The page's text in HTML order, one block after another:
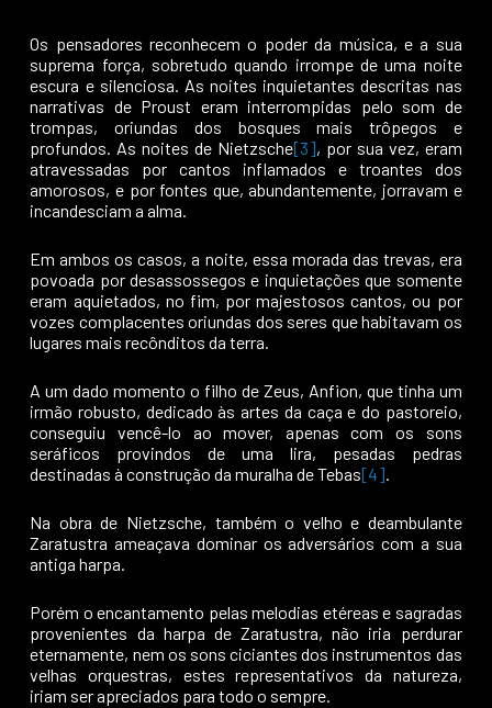
Os pensadores reconhecem o poder da música, e a sua
suprema força, sobretudo quando irrompe de uma noite
escura e silenciosa. As noites inquietantes descritas nas
narrativas de Proust eram interrompidas pelo som de
trompas, oriundas dos bosques mais trôpegos e
profundos. As noites de Nietzsche[3], por sua vez, eram
atravessadas por cantos inflamados e troantes dos
amorosos, e por fontes que, abundantemente, jorravam e
incandesciam a alma.
Em ambos os casos, a noite, essa morada das trevas, era
povoada por desassossegos e inquietações que somente
eram aquietados, no fim, por majestosos cantos, ou por
vozes complacentes oriundas dos seres que habitavam os
lugares mais recônditos da terra.
A um dado momento o filho de Zeus, Anfion, que tinha um
irmão robusto, dedicado às artes da caça e do pastoreio,
conseguiu vencê-lo ao mover, apenas com os sons
seráficos provindos de uma lira, pesadas pedras
destinadas à construção da muralha de Tebas[4].
Na obra de Nietzsche, também o velho e deambulante
Zaratustra ameaçava dominar os adversários com a sua
antiga harpa.
Porém o encantamento pelas melodias etéreas e sagradas
provenientes da harpa de Zaratustra, não iria perdurar
eternamente, nem os sons ciciantes dos instrumentos das
velhas orquestras, estes representativos da natureza,
iriam ser apreciados para todo o sempre.